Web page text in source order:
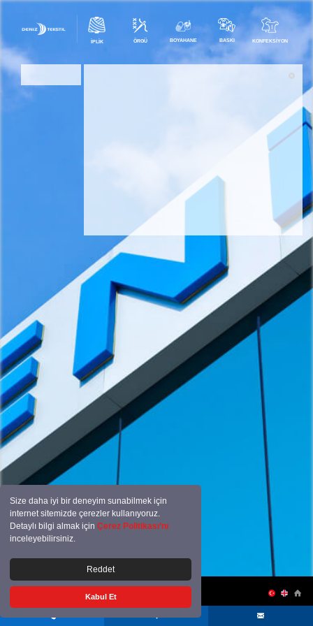
Size daha iyi bir deneyim sunabilmek için
internet sitemizde çerezler kullanıyoruz.
Detaylı bilgi almak içinÇerez Politikası’nı
inceleyebilirsiniz.
Reddet
Kabul Et
İPLIK ÖRGÜ BOYAHANE BASKI KONFEKSIYON